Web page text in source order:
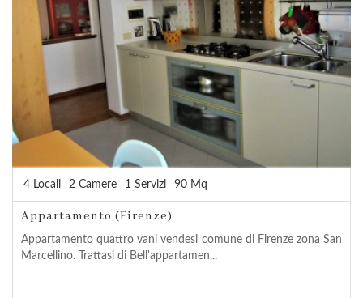
4 Locali 2 Camere 1 Servizi 90 Mq
Appartamento (Firenze)
Appartamento quattro vani vendesi comune di Firenze zona San
Marcellino. Trattasi di Bell'appartamen...